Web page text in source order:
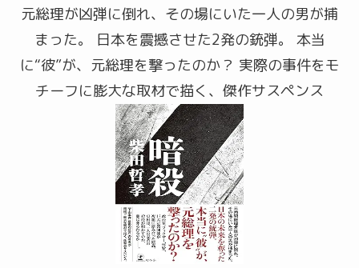
元総理が凶弾に倒れ、その場にいた一人の男が捕
まった。 日本を震撼させた2発の銃弾。 本当
に“彼”が、元総理を撃ったのか？ 実際の事件をモ
チーフに膨大な取材で描く、傑作サスペンス